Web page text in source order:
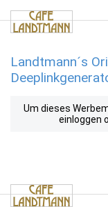
Landtmann´s
Um dieses
einloggen